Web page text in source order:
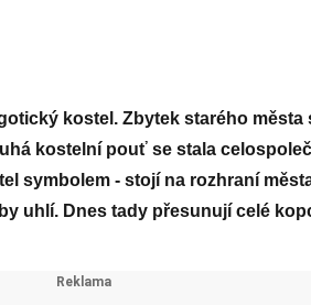
kostel. Zbytek starého města
kostelní pouť se stala
symbolem - stojí na rozhraní
uhlí. Dnes tady přesunují celé